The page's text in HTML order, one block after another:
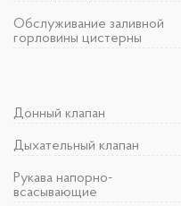
Обслуживание заливной
горловины цистерны
Донный клапан
Дыхательный клапан
Рукава напорно-
всасывающие